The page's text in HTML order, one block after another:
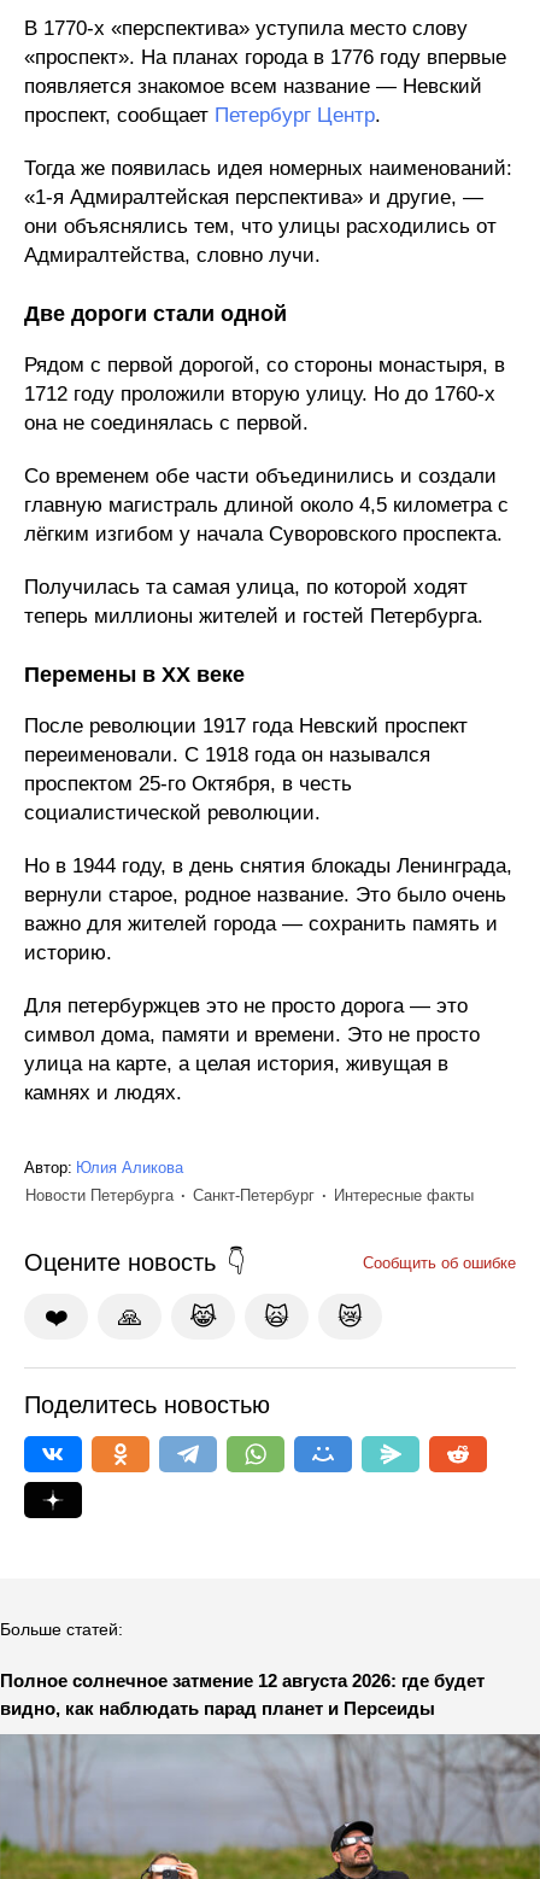
В 1770-х «перспектива» уступила место слову
«проспект». На планах города в 1776 году впервые
появляется знакомое всем название — Невский
проспект, сообщает Петербург Центр.
Тогда же появилась идея номерных наименований:
«1-я Адмиралтейская перспектива» и другие, —
они объяснялись тем, что улицы расходились от
Адмиралтейства, словно лучи.
Две дороги стали одной
Рядом с первой дорогой, со стороны монастыря, в
1712 году проложили вторую улицу. Но до 1760-х
она не соединялась с первой.
Со временем обе части объединились и создали
главную магистраль длиной около 4,5 километра с
лёгким изгибом у начала Суворовского проспекта.
Получилась та самая улица, по которой ходят
теперь миллионы жителей и гостей Петербурга.
Перемены в XX веке
После революции 1917 года Невский проспект
переименовали. С 1918 года он назывался
проспектом 25-го Октября, в честь
социалистической революции.
Но в 1944 году, в день снятия блокады Ленинграда,
вернули старое, родное название. Это было очень
важно для жителей города — сохранить память и
историю.
Для петербуржцев это не просто дорога — это
символ дома, памяти и времени. Это не просто
улица на карте, а целая история, живущая в
камнях и людях.
Автор: Юлия Аликова
Новости Петербурга
Санкт-Петербург Интересные факты
Оцените новость Сообщить об ошибке
❤️ 🙏 😹 🙀 😿
Поделитесь новостью
Больше статей:
Полное солнечное затмение 12 августа 2026: где будет
видно, как наблюдать парад планет и Персеиды